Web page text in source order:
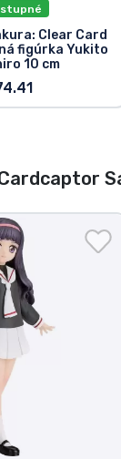
Clear Card
figúrka Yukito
10 cm